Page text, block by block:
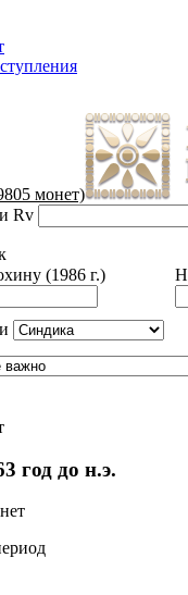
монет)
Rv
(1986 г.)
год до н.э.